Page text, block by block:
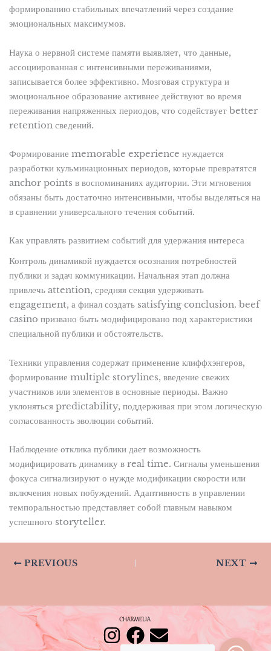
формированию стабильных впечатлений через создание
эмоциональных максимумов.
Наука о нервной системе памяти выявляет, что данные,
ассоциированная с интенсивными переживаниями,
записывается более эффективно. Мозговая структура и
эмоциональное образование активнее действуют во время
переживания напряженных периодов, что содействует better
retention сведений.
Формирование memorable experience нуждается
разработки кульминационных периодов, которые превратятся
anchor points в воспоминаниях аудитории. Эти мгновения
обязаны быть достаточно интенсивными, чтобы выделяться на
в сравнении универсального течения событий.
Как управлять развитием событий для удержания интереса
Контроль динамикой нуждается осознания потребностей
публики и задач коммуникации. Начальная этап должна
привлечь attention, средняя секция удерживать
engagement, а финал создать satisfying conclusion. beef
casino призвано быть модифицировано под характеристики
специальной публики и обстоятельств.
Техники управления содержат применение клиффхэнгеров,
формирование multiple storylines, введение свежих
участников или элементов в основные периоды. Важно
уклоняться predictability, поддерживая при этом логическую
согласованность эволюции событий.
Наблюдение отклика публики дает возможность
модифицировать динамику в real time. Сигналы уменьшения
фокуса сигнализируют о нужде модификации скорости или
включения новых побуждений. Адаптивность в управлении
темпоральностью представляет собой главным навыком
успешного storyteller.
PREVIOUS NEXT